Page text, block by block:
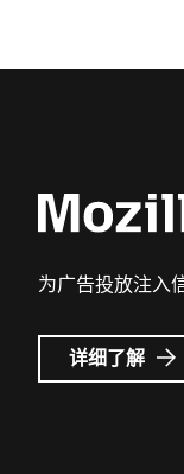
为广告投放注入
详细了解
广